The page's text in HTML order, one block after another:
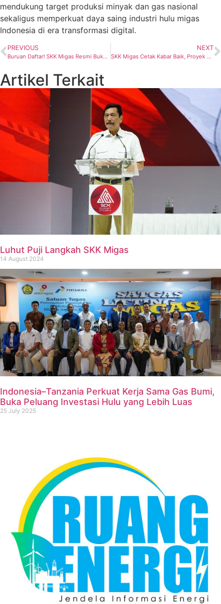
mendukung target produksi minyak dan gas nasional
sekaligus memperkuat daya saing industri hulu migas
Indonesia di era transformasi digital.
PREVIOUS
Buruan Daftar! SKK Migas Resmi Buka Rekrutmen Pegawai 2026 untuk Talenta Terbaik Indonesia
NEXT
SKK Migas Cetak Kabar Baik, Proyek Sisi Nubi PHM Tambah 20 MMscfd Gas Baru
Artikel Terkait
Luhut Puji Langkah SKK Migas
14 August 2024
Indonesia–Tanzania Perkuat Kerja Sama Gas Bumi,
Buka Peluang Investasi Hulu yang Lebih Luas
25 July 2025